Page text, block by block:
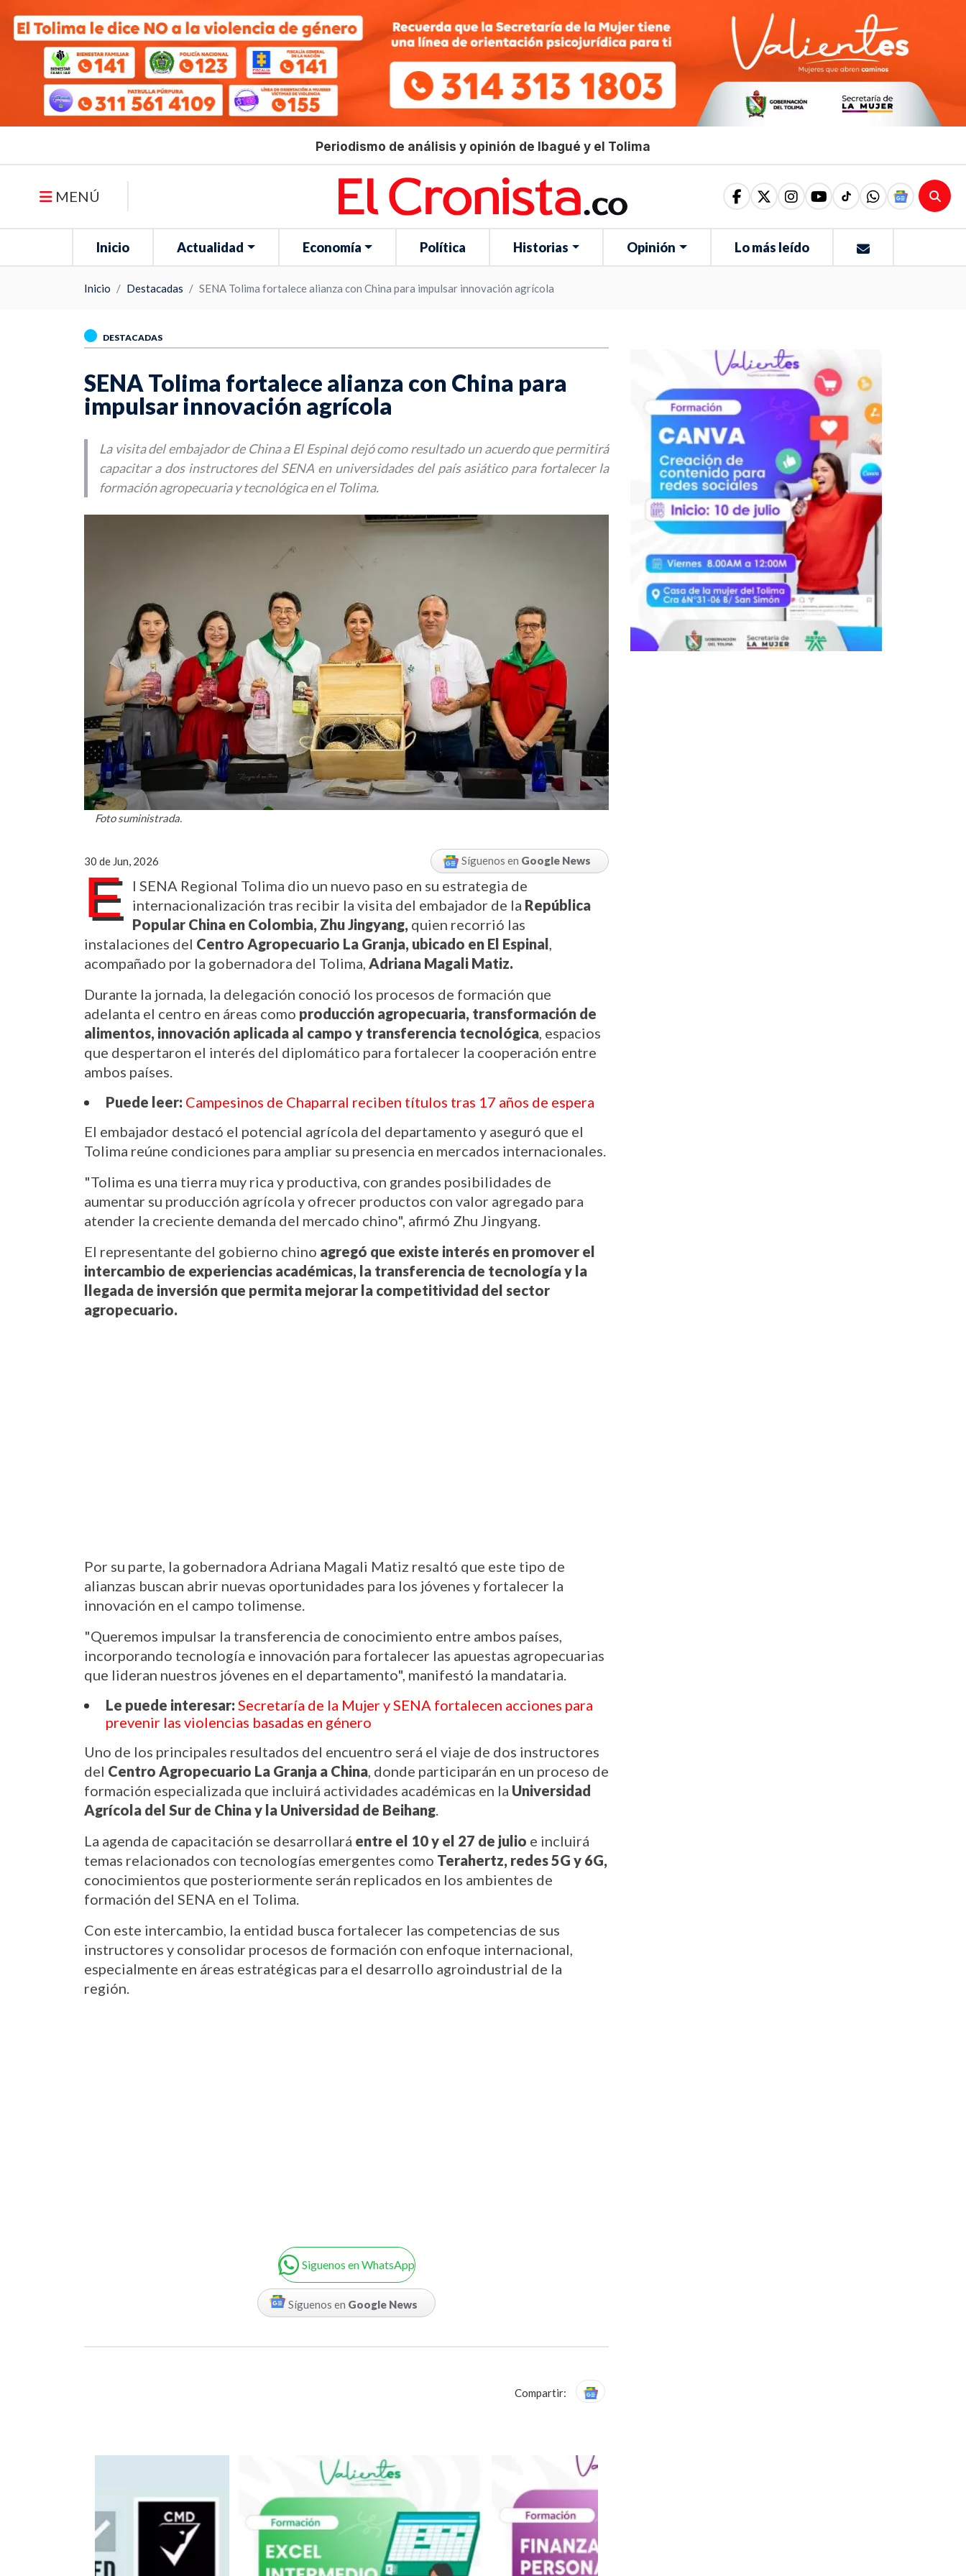
Periodismo de análisis y opinión de Ibagué y el Tolima
MENÚ
Inicio Actualidad Economía Política Historias Opinión Lo más leído
Inicio Destacadas SENA Tolima fortalece alianza con China para impulsar innovación agrícola
DESTACADAS
SENA Tolima fortalece alianza con China para
impulsar innovación agrícola
La visita del embajador de China a El Espinal dejó como resultado un acuerdo que permitirá
capacitar a dos instructores del SENA en universidades del país asiático para fortalecer la
formación agropecuaria y tecnológica en el Tolima.
Foto suministrada.
30 de Jun, 2026 Síguenos en Google News
E
l SENA Regional Tolima dio un nuevo paso en su estrategia de
internacionalización tras recibir la visita del embajador de la República
Popular China en Colombia, Zhu Jingyang, quien recorrió las
instalaciones del Centro Agropecuario La Granja, ubicado en El Espinal,
acompañado por la gobernadora del Tolima, Adriana Magali Matiz.
Durante la jornada, la delegación conoció los procesos de formación que
adelanta el centro en áreas como producción agropecuaria, transformación de
alimentos, innovación aplicada al campo y transferencia tecnológica, espacios
que despertaron el interés del diplomático para fortalecer la cooperación entre
ambos países.
Puede leer: Campesinos de Chaparral reciben títulos tras 17 años de espera
El embajador destacó el potencial agrícola del departamento y aseguró que el
Tolima reúne condiciones para ampliar su presencia en mercados internacionales.
"Tolima es una tierra muy rica y productiva, con grandes posibilidades de
aumentar su producción agrícola y ofrecer productos con valor agregado para
atender la creciente demanda del mercado chino", afirmó Zhu Jingyang.
El representante del gobierno chino agregó que existe interés en promover el
intercambio de experiencias académicas, la transferencia de tecnología y la
llegada de inversión que permita mejorar la competitividad del sector
agropecuario.
Por su parte, la gobernadora Adriana Magali Matiz resaltó que este tipo de
alianzas buscan abrir nuevas oportunidades para los jóvenes y fortalecer la
innovación en el campo tolimense.
"Queremos impulsar la transferencia de conocimiento entre ambos países,
incorporando tecnología e innovación para fortalecer las apuestas agropecuarias
que lideran nuestros jóvenes en el departamento", manifestó la mandataria.
Le puede interesar: Secretaría de la Mujer y SENA fortalecen acciones para
prevenir las violencias basadas en género
Uno de los principales resultados del encuentro será el viaje de dos instructores
del Centro Agropecuario La Granja a China, donde participarán en un proceso de
formación especializada que incluirá actividades académicas en la Universidad
Agrícola del Sur de China y la Universidad de Beihang.
La agenda de capacitación se desarrollará entre el 10 y el 27 de julio e incluirá
temas relacionados con tecnologías emergentes como Terahertz, redes 5G y 6G,
conocimientos que posteriormente serán replicados en los ambientes de
formación del SENA en el Tolima.
Con este intercambio, la entidad busca fortalecer las competencias de sus
instructores y consolidar procesos de formación con enfoque internacional,
especialmente en áreas estratégicas para el desarrollo agroindustrial de la
región.
Siguenos en WhatsApp
Síguenos en Google News
Compartir: